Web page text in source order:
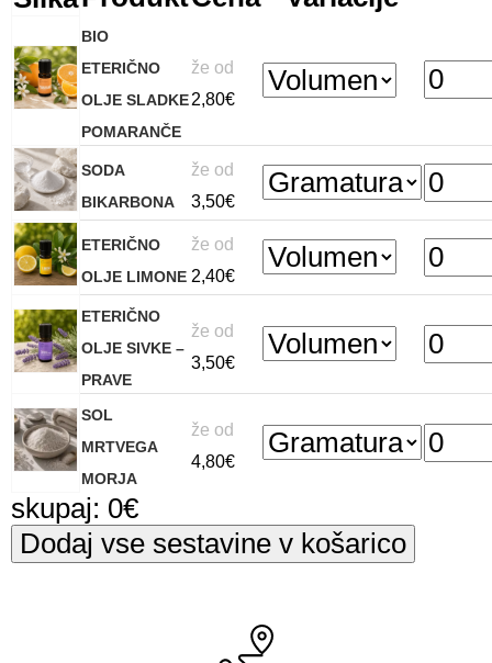
BIO
ETERIČNO
OLJE SLADKE
POMARANČE
že od
2,80€
SODA
BIKARBONA
že od
3,50€
ETERIČNO
OLJE LIMONE
že od
2,40€
ETERIČNO
OLJE SIVKE –
PRAVE
že od
3,50€
SOL
MRTVEGA
MORJA
že od
4,80€
skupaj: 0€